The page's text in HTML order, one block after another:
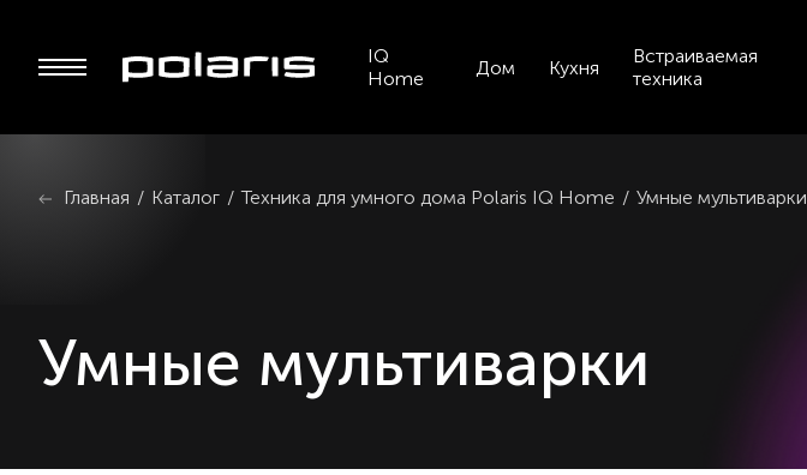
IQ
Home
Дом Кухня
Встраиваемая
техника
Главная / Каталог / Техника для умного дома Polaris IQ Home / Умные мультиварки
Умные мультиварки